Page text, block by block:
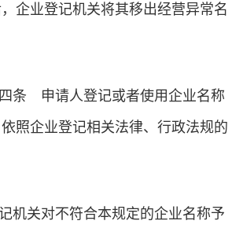
企业登记机关将其移出经营异常名
申请人登记或者使用企业名称
照企业登记相关法律、行政法规的
关对不符合本规定的企业名称予